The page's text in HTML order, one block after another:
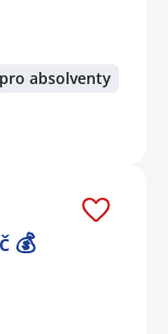
absolventy
💰